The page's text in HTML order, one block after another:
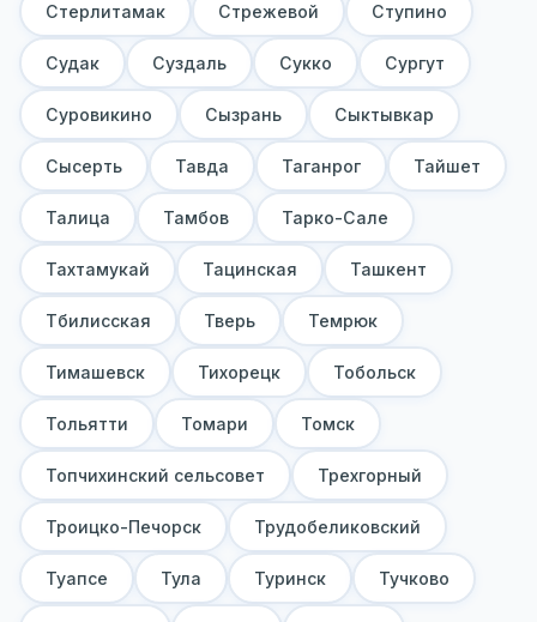
Стерлитамак Стрежевой Ступино
Судак Суздаль Сукко Сургут
Суровикино Сызрань Сыктывкар
Сысерть Тавда Таганрог Тайшет
Талица Тамбов Тарко-Сале
Тахтамукай Тацинская Ташкент
Тбилисская Тверь Темрюк
Тимашевск Тихорецк Тобольск
Тольятти Томари Томск
Топчихинский сельсовет Трехгорный
Троицко-Печорск Трудобеликовский
Туапсе Тула Туринск Тучково